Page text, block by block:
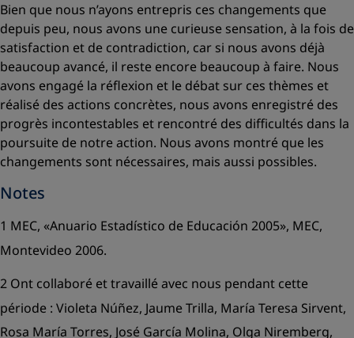
Bien que nous n’ayons entrepris ces changements que
depuis peu, nous avons une curieuse sensation, à la fois de
satisfaction et de contradiction, car si nous avons déjà
beaucoup avancé, il reste encore beaucoup à faire. Nous
avons engagé la réflexion et le débat sur ces thèmes et
réalisé des actions concrètes, nous avons enregistré des
progrès incontestables et rencontré des difficultés dans la
poursuite de notre action. Nous avons montré que les
changements sont nécessaires, mais aussi possibles.
Notes
1 MEC, «Anuario Estadístico de Educación 2005», MEC,
Montevideo 2006.
2 Ont collaboré et travaillé avec nous pendant cette
période : Violeta Núñez, Jaume Trilla, María Teresa Sirvent,
Rosa María Torres, José García Molina, Olga Niremberg,